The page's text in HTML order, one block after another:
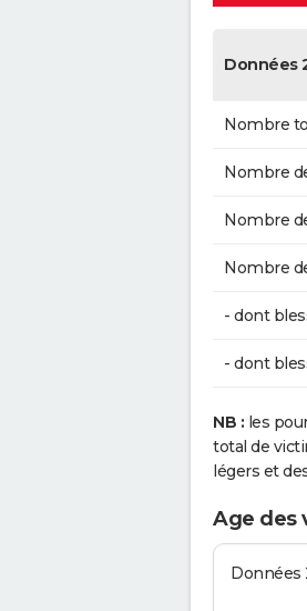
Données
Nombre
Nombre
Nombre
Nombre
- dont
- dont
NB : les
total de
légers et
Age des
Données